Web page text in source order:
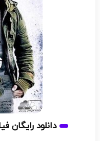
دانلود رایگان